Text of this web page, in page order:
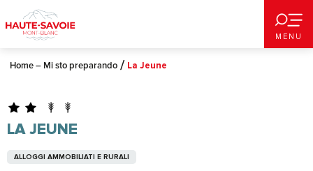
au
contenu
principal
MENU
Home – Mi sto preparando La Jeune
LA JEUNE
ALLOGGI AMMOBILIATI E RURALI